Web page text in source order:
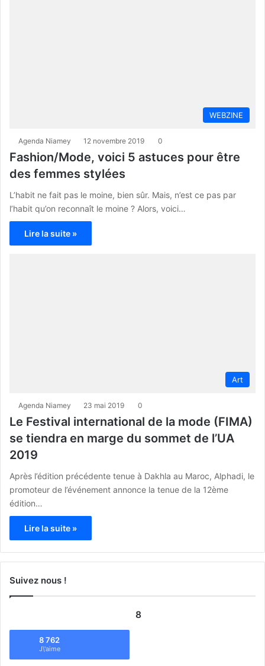
WEBZINE
Agenda Niamey 12 novembre 2019 0
Fashion/Mode, voici 5 astuces pour être
des femmes stylées
L’habit ne fait pas le moine, bien sûr. Mais, n’est ce pas par
l’habit qu’on reconnaît le moine ? Alors, voici…
Lire la suite »
Art
Agenda Niamey 23 mai 2019 0
Le Festival international de la mode (FIMA)
se tiendra en marge du sommet de l’UA
2019
Après l’édition précédente tenue à Dakhla au Maroc, Alphadi, le
promoteur de l’événement annonce la tenue de la 12ème
édition…
Lire la suite »
Suivez nous !
8
8 762
J\'aime